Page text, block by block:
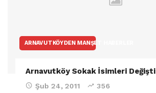
ARNAVUTKÖYDEN MANŞET HABERLER
Arnavutköy Sokak İsimleri Değişti
Şub 24, 2011 356